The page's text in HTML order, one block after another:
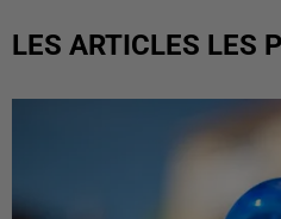
LES ARTICLES LES